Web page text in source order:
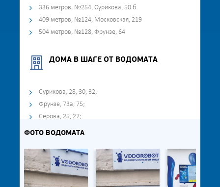
336 метров, №254, Сурикова, 50 б
409 метров, №124, Московская, 219
504 метров, №128, Фрунзе, 64
ДОМА В ШАГЕ ОТ ВОДОМАТА
Сурикова, 28, 30, 32;
Фрунзе, 73а, 75;
Серова, 25, 27;
ФОТО ВОДОМАТА